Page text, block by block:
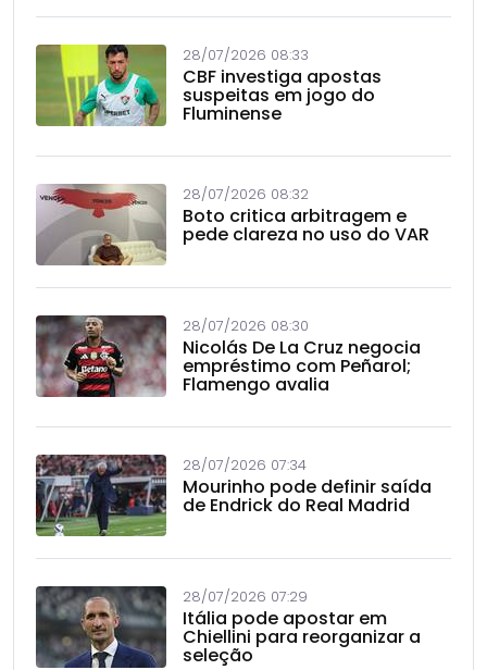
28/07/2026 08:33
CBF investiga apostas
suspeitas em jogo do
Fluminense
28/07/2026 08:32
Boto critica arbitragem e
pede clareza no uso do VAR
28/07/2026 08:30
Nicolás De La Cruz negocia
empréstimo com Peñarol;
Flamengo avalia
28/07/2026 07:34
Mourinho pode definir saída
de Endrick do Real Madrid
28/07/2026 07:29
Itália pode apostar em
Chiellini para reorganizar a
seleção